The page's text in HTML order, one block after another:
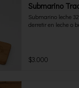
Submarino
Submarino leche
derretir en leche o
$3.000